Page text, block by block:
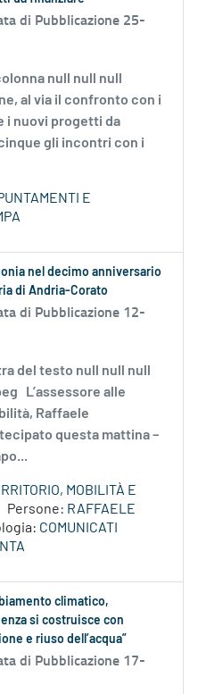
di Pubblicazione 25-
null null null
al via il confronto con i
nuovi progetti da
gli incontri con i
E
nel decimo anniversario
di Andria-Corato
di Pubblicazione 12-
del testo null null null
L’assessore alle
Raffaele
questa mattina –
MOBILITÀ E
Persone: RAFFAELE
COMUNICATI
climatico,
si costruisce con
e riuso dell’acqua”
di Pubblicazione 17-